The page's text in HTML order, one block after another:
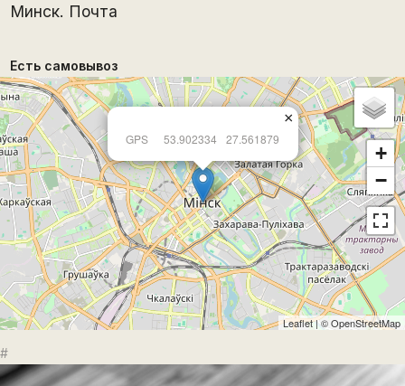
Минск. Почта
Есть самовывоз
GPS 53.902334 27.561879
×
+
−
Leaflet| ©OpenStreetMap
#